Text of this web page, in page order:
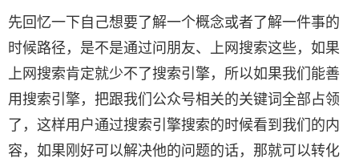
先回忆一下自己想要了解一个概念或者了解一件事的
时候路径，是不是通过问朋友、上网搜索这些，如果
上网搜索肯定就少不了搜索引擎，所以如果我们能善
用搜索引擎，把跟我们公众号相关的关键词全部占领
了，这样用户通过搜索引擎搜索的时候看到我们的内
容，如果刚好可以解决他的问题的话，那就可以转化